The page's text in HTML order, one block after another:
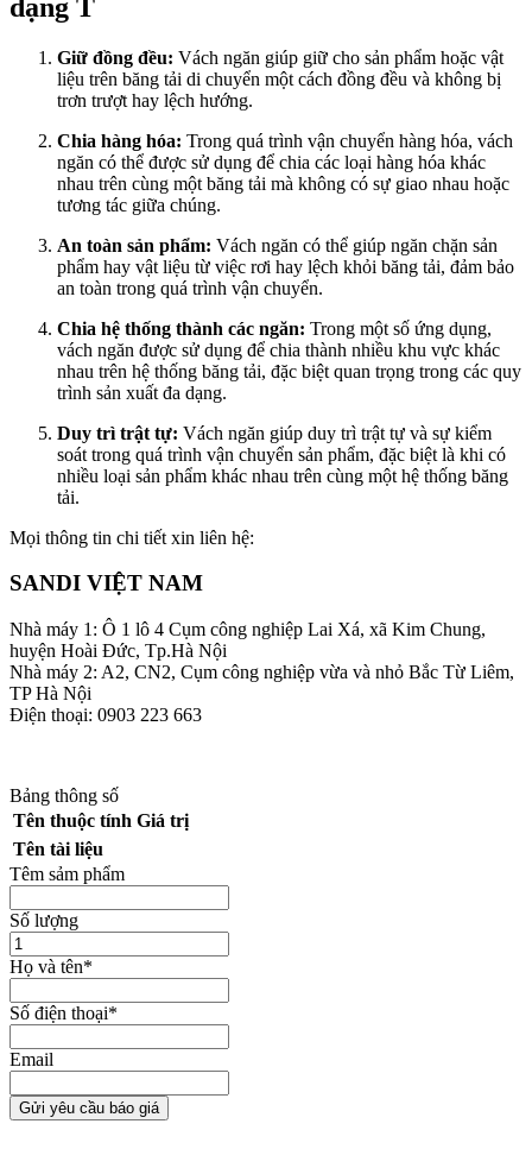
dạng T
Giữ đồng đều: Vách ngăn giúp giữ cho sản phẩm hoặc vật
liệu trên băng tải di chuyển một cách đồng đều và không bị
trơn trượt hay lệch hướng.
Chia hàng hóa: Trong quá trình vận chuyển hàng hóa, vách
ngăn có thể được sử dụng để chia các loại hàng hóa khác
nhau trên cùng một băng tải mà không có sự giao nhau hoặc
tương tác giữa chúng.
An toàn sản phẩm: Vách ngăn có thể giúp ngăn chặn sản
phẩm hay vật liệu từ việc rơi hay lệch khỏi băng tải, đảm bảo
an toàn trong quá trình vận chuyển.
Chia hệ thống thành các ngăn: Trong một số ứng dụng,
vách ngăn được sử dụng để chia thành nhiều khu vực khác
nhau trên hệ thống băng tải, đặc biệt quan trọng trong các quy
trình sản xuất đa dạng.
Duy trì trật tự: Vách ngăn giúp duy trì trật tự và sự kiểm
soát trong quá trình vận chuyển sản phẩm, đặc biệt là khi có
nhiều loại sản phẩm khác nhau trên cùng một hệ thống băng
tải.
Mọi thông tin chi tiết xin liên hệ:
SANDI VIỆT NAM
Nhà máy 1: Ô 1 lô 4 Cụm công nghiệp Lai Xá, xã Kim Chung,
huyện Hoài Đức, Tp.Hà Nội
Nhà máy 2: A2, CN2, Cụm công nghiệp vừa và nhỏ Bắc Từ Liêm,
TP Hà Nội
Điện thoại: 0903 223 663
Bảng thông số
Tên thuộc tính Giá trị
Tên tài liệu
Têm sảm phẩm
Số lượng
Họ và tên*
Số điện thoại*
Email
Gửi yêu cầu báo giá